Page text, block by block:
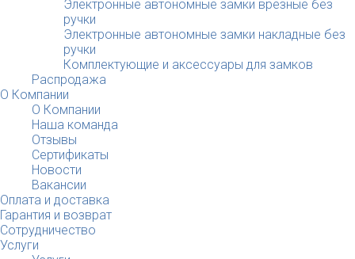
Электронные автономные замки врезные без
ручки
Электронные автономные замки накладные без
ручки
Комплектующие и аксессуары для замков
Распродажа
О Компании
О Компании
Наша команда
Отзывы
Сертификаты
Новости
Вакансии
Оплата и доставка
Гарантия и возврат
Сотрудничество
Услуги